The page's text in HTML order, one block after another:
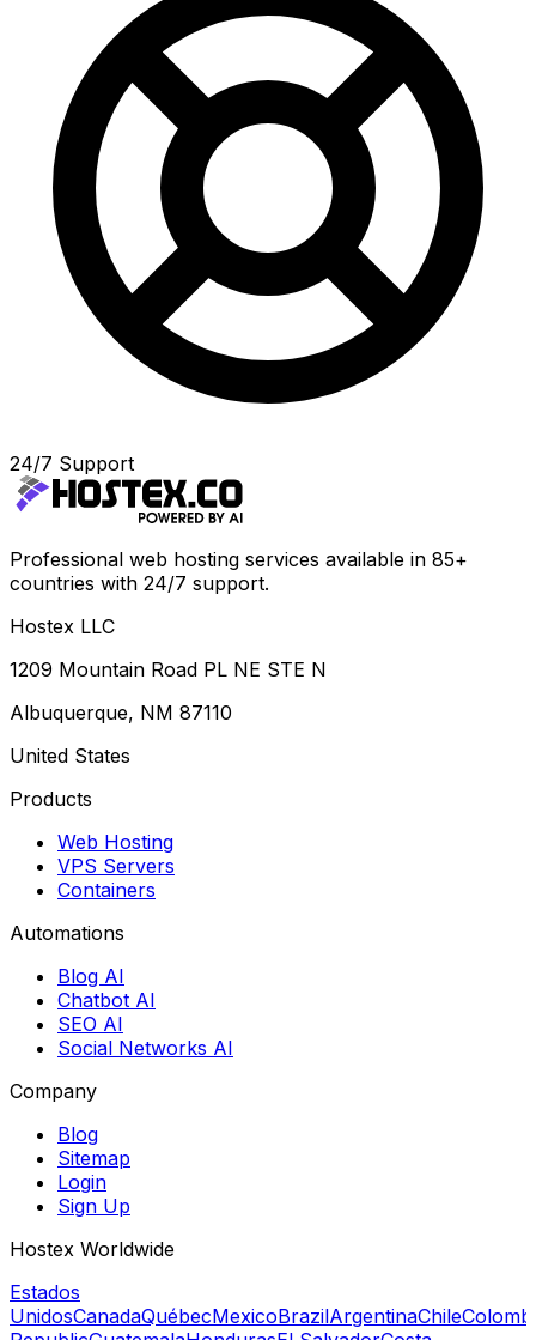
24/7 Support
Professional web hosting services available in 85+
countries with 24/7 support.
Hostex LLC
1209 Mountain Road PL NE STE N
Albuquerque, NM 87110
United States
Products
Web Hosting
VPS Servers
Containers
Automations
Blog AI
Chatbot AI
SEO AI
Social Networks AI
Company
Blog
Sitemap
Login
Sign Up
Hostex Worldwide
Estados
UnidosCanadaQuébecMexicoBrazilArgentinaChile